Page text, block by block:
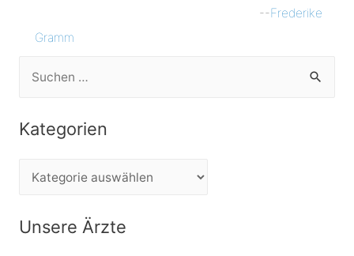
--Frederike
Gramm
a
Kategorien
tUnsere Ärzte